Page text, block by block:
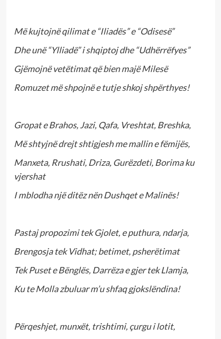
Më kujtojnë qilimat e “Iliadës” e “Odisesë”
Dhe unë “Ylliadë” i shqiptoj dhe “Udhërrëfyes”
Gjëmojnë vetëtimat që bien majë Milesë
Romuzet më shpojnë e tutje shkoj shpërthyes!
Gropat e Brahos, Jazi, Qafa, Vreshtat, Breshka,
Më shtyjnë drejt shtigjesh me mallin e fëmijës,
Manxeta, Rrushati, Driza, Gurëzdeti, Borima ku
vjershat
I mblodha një ditëz nën Dushqet e Malinës!
Pastaj propozimi tek Gjolet, e puthura, ndarja,
Brengosja tek Vidhat; betimet, psherëtimat
Tek Puset e Bënglës, Darrëza e gjer tek Llamja,
Ku te Molla zbuluar m’u shfaq gjokslëndina!
Përqeshjet, munxët, trishtimi, çurgu i lotit,